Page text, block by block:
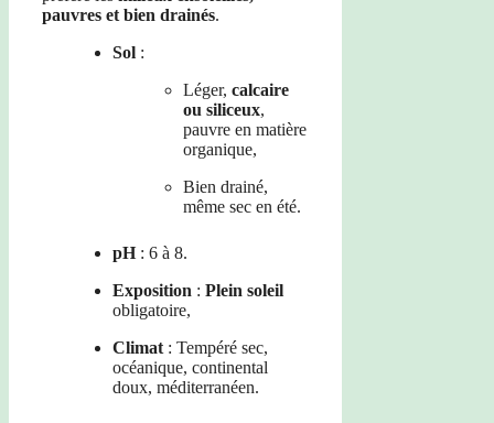
pauvres et bien drainés.
Sol :
Léger, calcaire
ou siliceux,
pauvre en matière
organique,
Bien drainé,
même sec en été.
pH: 6 à 8.
Exposition : Plein soleil
obligatoire,
Climat : Tempéré sec,
océanique, continental
doux, méditerranéen.